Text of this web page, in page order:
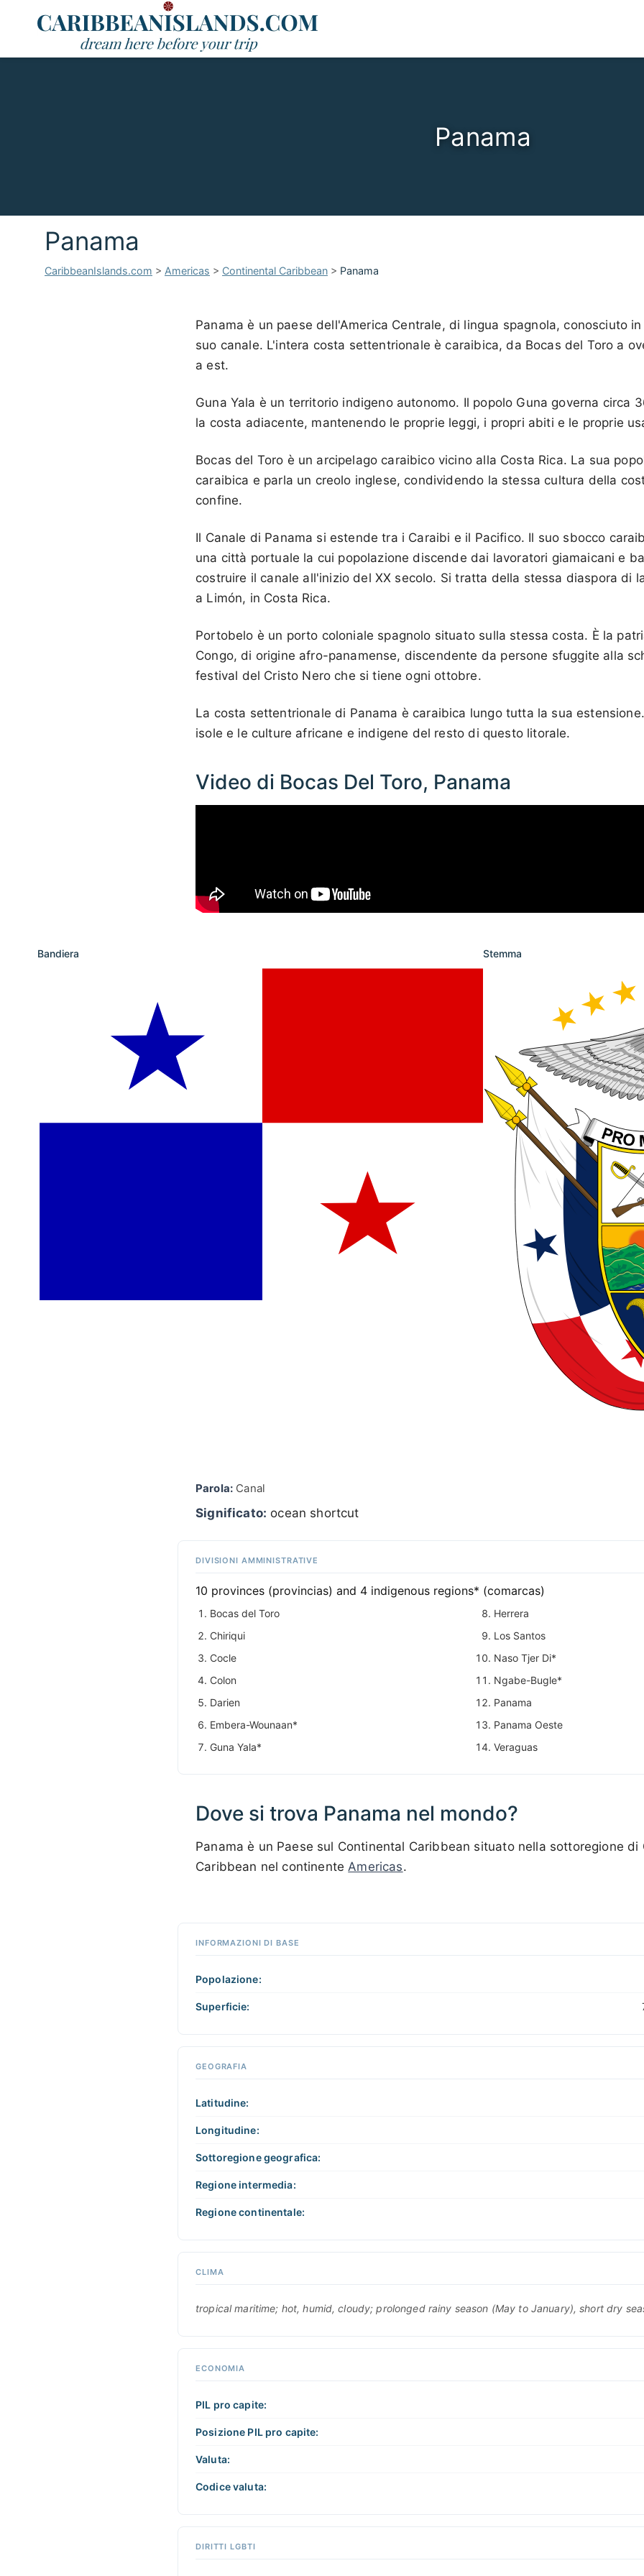
Panama
Panama
CaribbeanIslands.com > Americas > Continental Caribbean > Panama
Panama è un paese dell'America Centrale, di lingua spagnola, conosciuto
suo canale. L'intera costa settentrionale è caraibica, da Bocas del Toro a
a est.
Guna Yala è un territorio indigeno autonomo. Il popolo Guna governa circa
la costa adiacente, mantenendo le proprie leggi, i propri abiti e le proprie
Bocas del Toro è un arcipelago caraibico vicino alla Costa Rica. La sua
caraibica e parla un creolo inglese, condividendo la stessa cultura della
confine.
Il Canale di Panama si estende tra i Caraibi e il Pacifico. Il suo sbocco
una città portuale la cui popolazione discende dai lavoratori giamaicani e
costruire il canale all'inizio del XX secolo. Si tratta della stessa diaspora di
a Limón, in Costa Rica.
Portobelo è un porto coloniale spagnolo situato sulla stessa costa. È la
Congo, di origine afro-panamense, discendente da persone sfuggite alla
festival del Cristo Nero che si tiene ogni ottobre.
La costa settentrionale di Panama è caraibica lungo tutta la sua
isole e le culture africane e indigene del resto di questo litorale.
Video di Bocas Del Toro, Panama
Bandiera Stemma
Parola: Canal
Significato: ocean shortcut
DIVISIONI AMMINISTRATIVE
10 provinces (provincias) and 4 indigenous regions* (comarcas)
Bocas del Toro
Chiriqui
Cocle
Colon
Darien
Embera-Wounaan*
Guna Yala*
Herrera
Los Santos
Naso Tjer Di*
Ngabe-Bugle*
Panama
Panama Oeste
Veraguas
Dove si trova Panama nel mondo?
Panama è un Paese sul Continental Caribbean situato nella sottoregione di
Caribbean nel continenteAmericas.
INFORMAZIONI DI BASE
Popolazione:
Superficie:
GEOGRAFIA
Latitudine:
Longitudine:
Sottoregione geografica:
Regione intermedia:
Regione continentale:
CLIMA
tropical maritime; hot, humid, cloudy; prolonged rainy season (May to January), short dry
ECONOMIA
PIL pro capite:
Posizione PIL pro capite:
Valuta:
Codice valuta:
DIRITTI LGBTI